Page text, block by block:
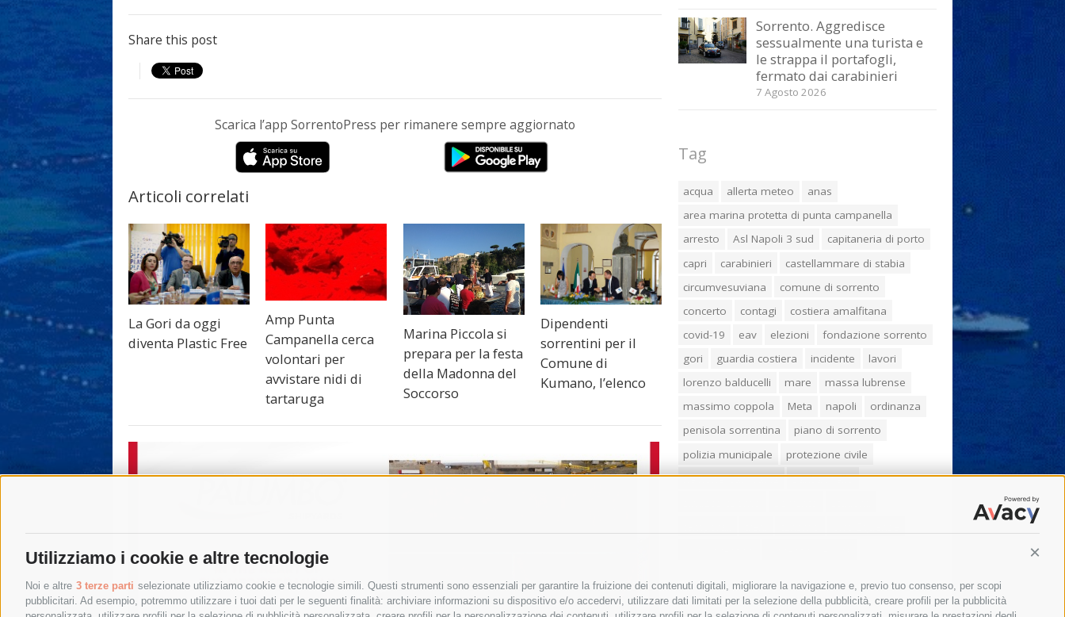
Utilizziamo i cookie e altre tecnologie
Noi e altre 3 terze parti selezionate utilizziamo cookie e tecnologie simili. Questi strumenti sono essenziali per garantire la fruizione dei contenuti digitali, migliorare la navigazione e, previo tuo consenso, per scopi
pubblicitari. Ad esempio, potremmo utilizzare i tuoi dati per le seguenti finalità: archiviare informazioni su dispositivo e/o accedervi, utilizzare dati limitati per la selezione della pubblicità, creare profili per la pubblicità
Share this post
Scarica l’app SorrentoPress per rimanere sempre aggiornato
Articoli correlati
La Gori da oggi
diventa Plastic Free
Amp Punta
Campanella cerca
volontari per
avvistare nidi di
tartaruga
Marina Piccola si
prepara per la festa
della Madonna del
Soccorso
Dipendenti
sorrentini per il
Comune di
Kumano, l’elenco
Sorrento. Aggredisce
sessualmente una turista e
le strappa il portafogli,
fermato dai carabinieri
7 Agosto 2026
Tag
acqua allerta meteo
anas
area marina protetta di punta campanella
arresto
Asl Napoli 3 sud
capitaneria di porto
capri
carabinieri
castellammare di stabia
circumvesuviana
comune di sorrento
concerto
contagi
costiera amalfitana
covid-19
eav elezioni
fondazione sorrento
gori
guardia costiera incidente
lavori
lorenzo balducelli
mare
massa lubrense
massimo coppola
Meta napoli
ordinanza
penisola sorrentina
piano di sorrento
polizia municipale
protezione civile
Regione Campania
sant'agnello